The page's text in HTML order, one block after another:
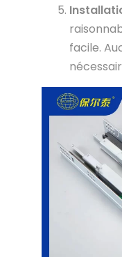
facile.